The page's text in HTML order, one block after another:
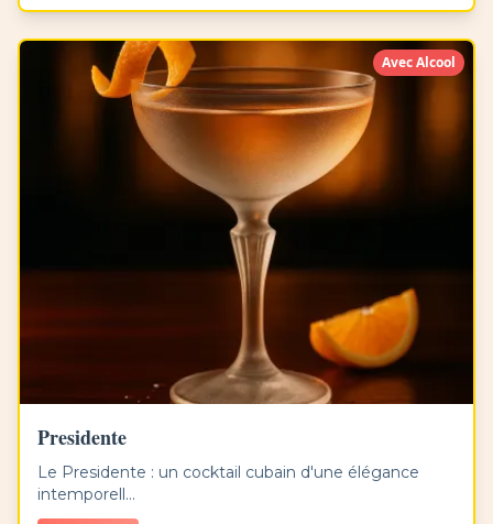
Avec Alcool
Presidente
Le Presidente : un cocktail cubain d'une élégance
intemporell...